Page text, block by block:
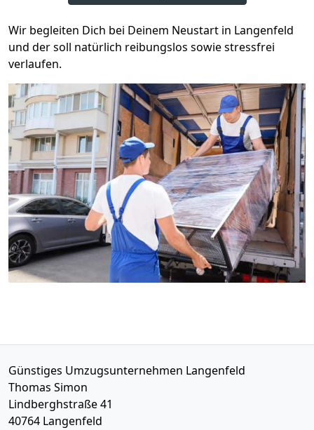
Wir begleiten Dich bei Deinem Neustart in Langenfeld
und der soll natürlich reibungslos sowie stressfrei
verlaufen.
Günstiges Umzugsunternehmen Langenfeld
Thomas Simon
Lindberghstraße 41
40764 Langenfeld